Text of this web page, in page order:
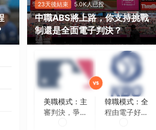
23天後結束 5.0K人已投
中職ABS將上路，你支持挑戰
制還是全面電子判決？
美職模式：主
審判決，爭議
韓職模式：全
程由電子好球